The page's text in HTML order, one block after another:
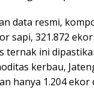
data resmi,
sapi, 321.872
ternak ini
kerbau,
hanya 1.204